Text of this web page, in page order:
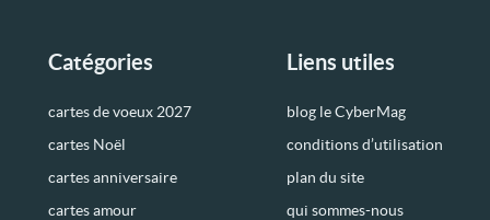
Catégories
cartes de voeux 2027
cartes Noël
cartes anniversaire
cartes amour
Liens utiles
blog le CyberMag
conditions d’utilisation
plan du site
qui sommes-nous